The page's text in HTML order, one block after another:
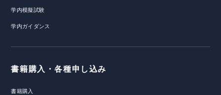
学内模擬試験
学内ガイダンス
書籍購入・各種申し込み
書籍購入